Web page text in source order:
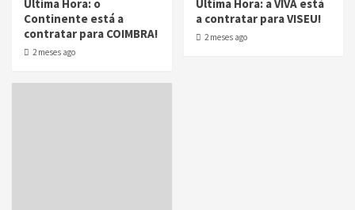
Última Hora: o
Continente está a
contratar para COIMBRA!
2 meses ago
Última Hora: a VIVA está
a contratar para VISEU!
2 meses ago